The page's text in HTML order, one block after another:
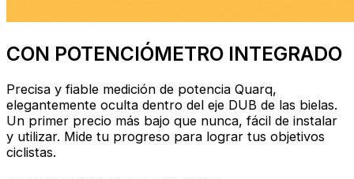
CON POTENCIÓMETRO INTEGRADO
Precisa y fiable medición de potencia Quarq,
elegantemente oculta dentro del eje DUB de las bielas.
Un primer precio más bajo que nunca, fácil de instalar
y utilizar. Mide tu progreso para lograr tus objetivos
ciclistas.